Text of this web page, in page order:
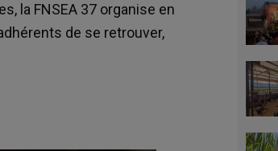
la FNSEA 37 organise en
de se retrouver,